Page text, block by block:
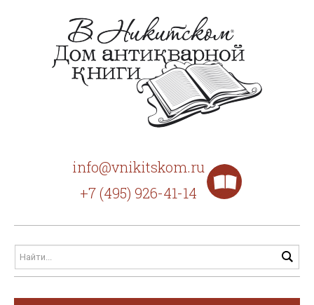
info@vnikitskom.ru
+7 (495) 926-41-14